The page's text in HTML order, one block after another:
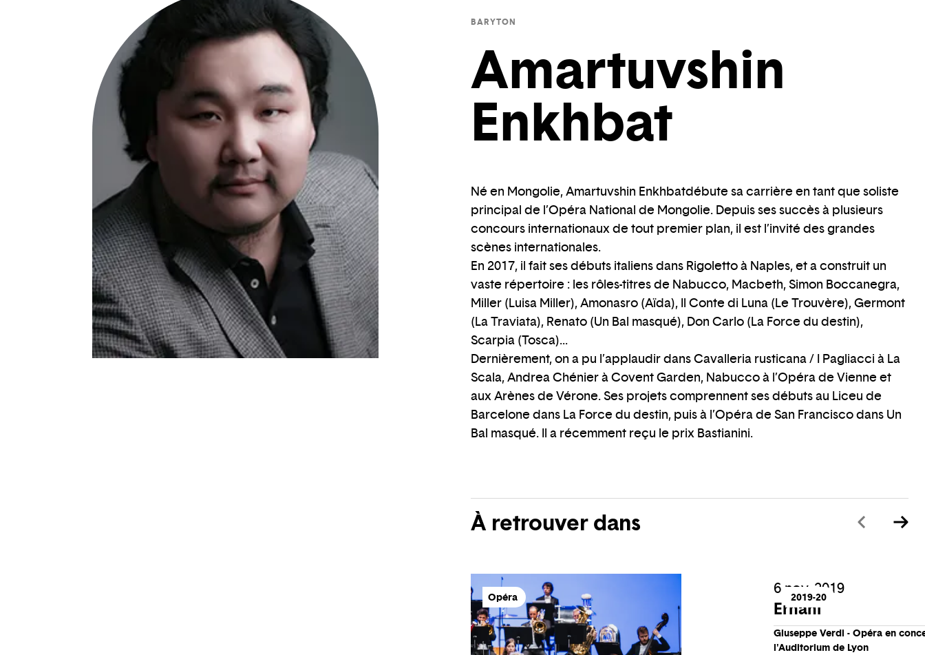
BARYTON
Amartuvshin
Enkhbat
Né en Mongolie, Amartuvshin Enkhbatdébute sa carrière en tant que soliste
principal de l’Opéra National de Mongolie. Depuis ses succès à plusieurs
concours internationaux de tout premier plan, il est l’invité des grandes
scènes internationales.
En 2017, il fait ses débuts italiens dans Rigoletto à Naples, et a construit un
vaste répertoire : les rôles-titres de Nabucco, Macbeth, Simon Boccanegra,
Miller (Luisa Miller), Amonasro (Aïda), Il Conte di Luna (Le Trouvère), Germont
(La Traviata), Renato (Un Bal masqué), Don Carlo (La Force du destin),
Scarpia (Tosca)...
Dernièrement, on a pu l’applaudir dans Cavalleria rusticana / I Pagliacci à La
Scala, Andrea Chénier à Covent Garden, Nabucco à l’Opéra de Vienne et
aux Arènes de Vérone. Ses projets comprennent ses débuts au Liceu de
Barcelone dans La Force du destin, puis à l’Opéra de San Francisco dans Un
Bal masqué. Il a récemment reçu le prix Bastianini.
À retrouver dans
Opéra 2019-20
6 nov. 2019
Ernani
Giuseppe Verdi - Opéra en
l'Auditorium de Lyon